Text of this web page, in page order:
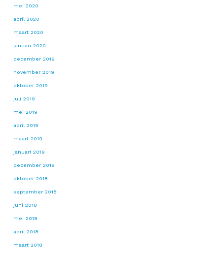
mei 2020
april 2020
maart 2020
januari 2020
december 2019
november 2019
oktober 2019
juli 2019
mei 2019
april 2019
maart 2019
januari 2019
december 2018
oktober 2018
september 2018
juni 2018
mei 2018
april 2018
maart 2018